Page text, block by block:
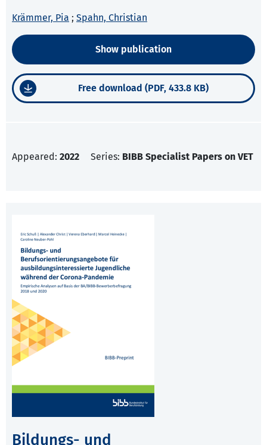
Krämmer, Pia ; Spahn, Christian
Show publication
Free download (PDF, 433.8 KB)
Appeared: 2022 Series: BIBB Specialist Papers on VET
Bildungs- und